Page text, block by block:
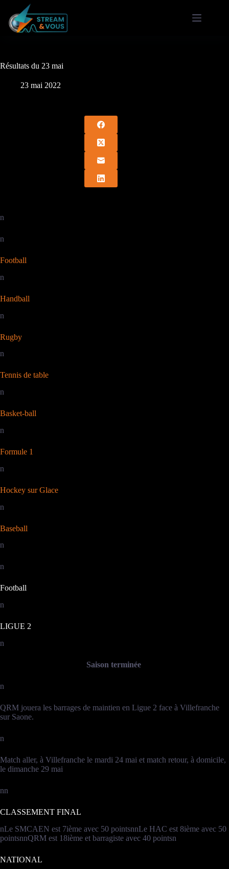
contenu
Résultats du 23 mai
23 mai 2022
n
n
Football
n
Handball
n
Rugby
n
Tennis de table
n
Basket-ball
n
Formule 1
n
Hockey sur Glace
n
Baseball
n
n
Football
n
LIGUE 2
n
Saison terminée
n
QRM jouera les barrages de maintien en Ligue 2 face à Villefranche
sur Saone.
n
Match aller, à Villefranche le mardi 24 mai et match retour, à domicile,
le dimanche 29 mai
nn
CLASSEMENT FINAL
nLe SMCAEN est 7ième avec 50 pointsnnLe HAC est 8ième avec 50
pointsnnQRM est 18ième et barragiste avec 40 pointsn
NATIONAL